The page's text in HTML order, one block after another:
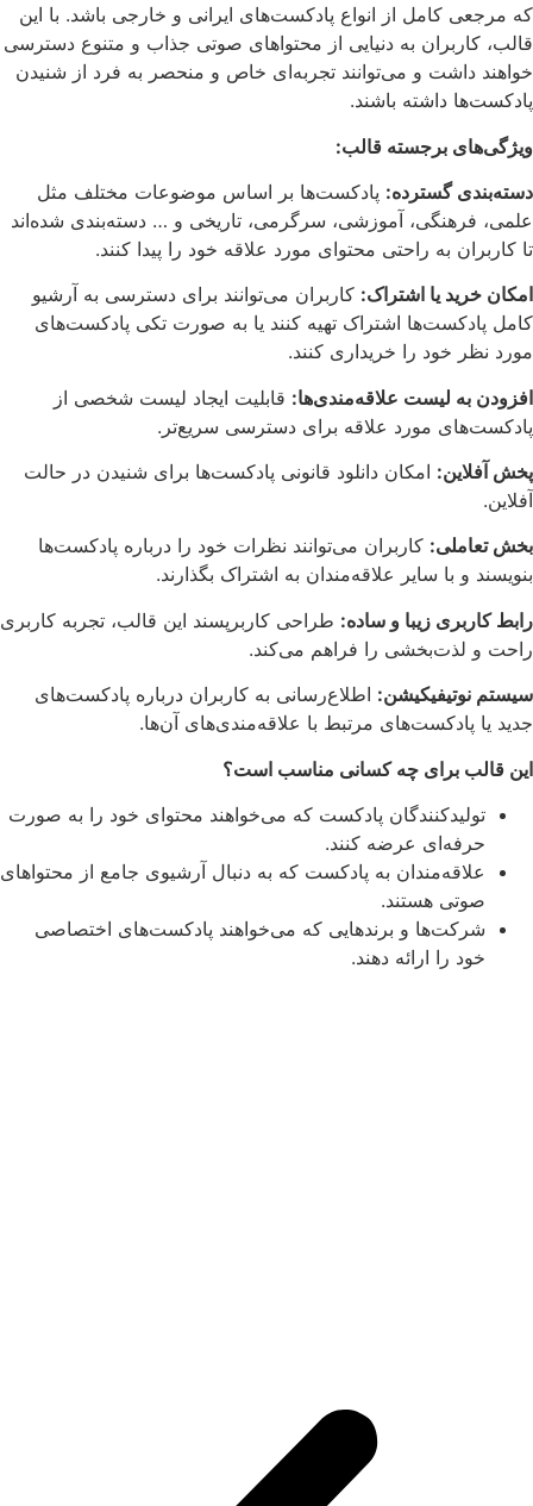
که مرجعی کامل از انواع پادکست‌های ایرانی و خارجی باشد. با این
قالب، کاربران به دنیایی از محتواهای صوتی جذاب و متنوع دسترسی
خواهند داشت و می‌توانند تجربه‌ای خاص و منحصر به فرد از شنیدن
پادکست‌ها داشته باشند.
ویژگی‌های برجسته قالب:
دسته‌بندی گسترده: پادکست‌ها بر اساس موضوعات مختلف مثل
علمی، فرهنگی، آموزشی، سرگرمی، تاریخی و … دسته‌بندی شده‌اند
تا کاربران به راحتی محتوای مورد علاقه خود را پیدا کنند.
امکان خرید یا اشتراک: کاربران می‌توانند برای دسترسی به آرشیو
کامل پادکست‌ها اشتراک تهیه کنند یا به صورت تکی پادکست‌های
مورد نظر خود را خریداری کنند.
افزودن به لیست علاقه‌مندی‌ها: قابلیت ایجاد لیست شخصی از
پادکست‌های مورد علاقه برای دسترسی سریع‌تر.
پخش آفلاین: امکان دانلود قانونی پادکست‌ها برای شنیدن در حالت
آفلاین.
بخش تعاملی: کاربران می‌توانند نظرات خود را درباره پادکست‌ها
بنویسند و با سایر علاقه‌مندان به اشتراک بگذارند.
رابط کاربری زیبا و ساده: طراحی کاربرپسند این قالب، تجربه کاربری
راحت و لذت‌بخشی را فراهم می‌کند.
سیستم نوتیفیکیشن: اطلاع‌رسانی به کاربران درباره پادکست‌های
جدید یا پادکست‌های مرتبط با علاقه‌مندی‌های آن‌ها.
این قالب برای چه کسانی مناسب است؟
تولیدکنندگان پادکست که می‌خواهند محتوای خود را به صورت
حرفه‌ای عرضه کنند.
علاقه‌مندان به پادکست که به دنبال آرشیوی جامع از محتواهای
صوتی هستند.
شرکت‌ها و برندهایی که می‌خواهند پادکست‌های اختصاصی
خود را ارائه دهند.